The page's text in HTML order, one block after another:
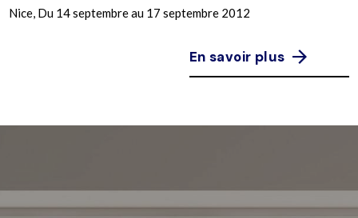
Nice, Du 14 septembre au 17 septembre 2012
En savoir plus